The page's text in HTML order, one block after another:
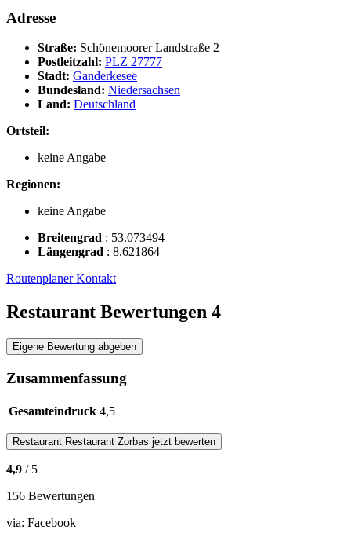
Adresse
Straße: Schönemoorer Landstraße 2
Postleitzahl: PLZ 27777
Stadt: Ganderkesee
Bundesland: Niedersachsen
Land: Deutschland
Ortsteil:
keine Angabe
Regionen:
keine Angabe
Breitengrad : 53.073494
Längengrad : 8.621864
RoutenplanerKontakt
Restaurant Bewertungen 4
Eigene Bewertung abgeben
Zusammenfassung
Gesamteindruck 4,5
Restaurant Restaurant Zorbas jetzt bewerten
4,9 / 5
156 Bewertungen
via: Facebook